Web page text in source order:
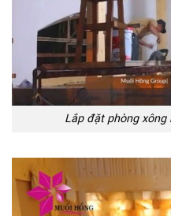
Lắp đặt phòng xông